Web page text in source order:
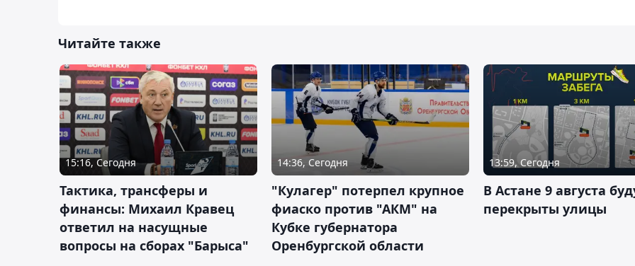
Читайте также
15:16, Сегодня
Тактика, трансферы и
финансы: Михаил Кравец
ответил на насущные
вопросы на сборах "Барыса"
14:36, Сегодня
"Кулагер" потерпел крупное
фиаско против "АКМ" на
Кубке губернатора
Оренбургской области
13:59, Сегодня
В Астане 9 августа
перекрыты улицы